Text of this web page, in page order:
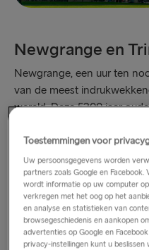
Newgrange en
Newgrange, een uur ten
van de meest
wereld. Deze 5200 jaar
ervoor zorgden dat de
tijdens de
de opkomende zon.
voorwaarts in de tijd en je
grootste Anglo-
indrukwekkend dat Mel
de film Braveheart.
Toestemmingen voor
Uw persoonsgegevens worden
partners zoals Google en
wordt informatie op uw computer
verkregen met het oog op het
en analyse en statistieken van
browsegeschiedenis en aankopen
advertenties op Google en
privacy-instellingen kunt u